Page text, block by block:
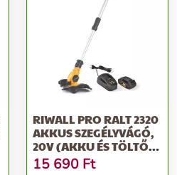
RIWALL PRO RALT 2320
AKKUS SZEGÉLYVÁGÓ,
20V (AKKU ÉS TÖLTŐ
NÉLKÜL)
15 690 Ft